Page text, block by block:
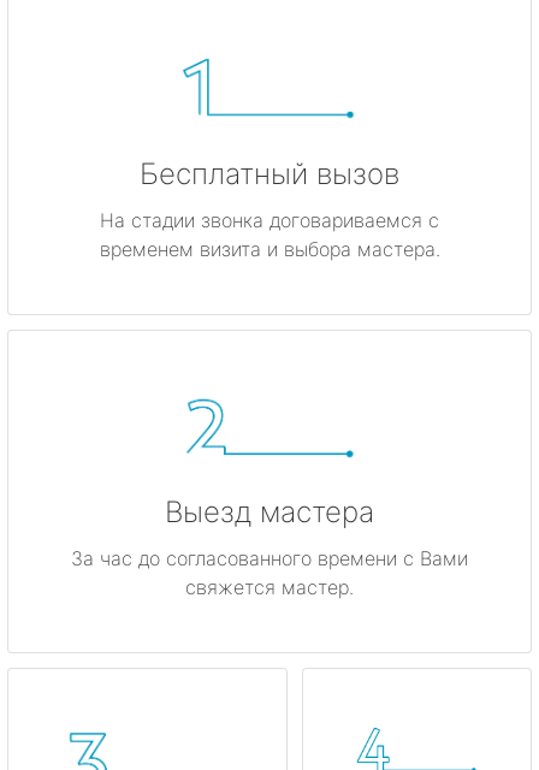
Бесплатный вызов
На стадии звонка договариваемся с
временем визита и выбора мастера.
Выезд мастера
За час до согласованного времени с Вами
свяжется мастер.